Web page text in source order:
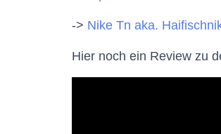
-> Nike Tn aka.
Hier noch ein Review zu